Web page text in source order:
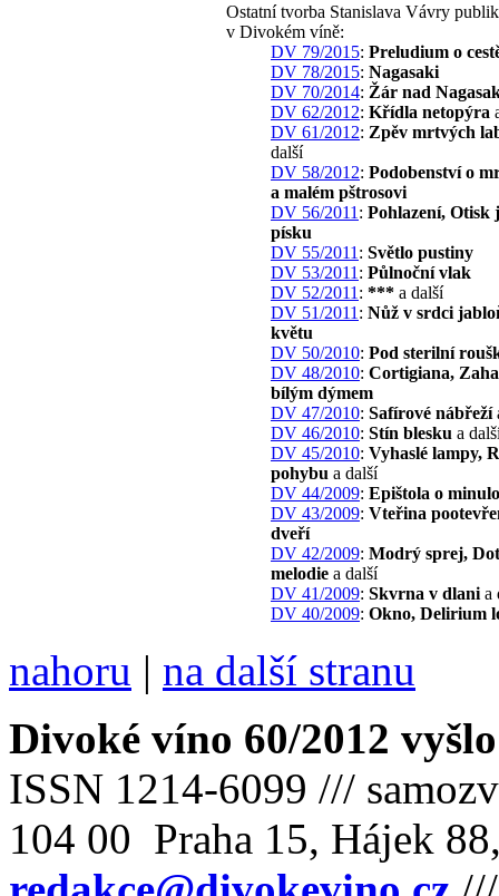
Ostatní tvorba Stanislava Vávry
v Divokém víně:
DV 79/2015: Preludium o
DV 78/2015: Nagasaki
DV 70/2014: Žár nad
DV 62/2012: Křídla netopýra
DV 61/2012: Zpěv mrtvých
další
DV 58/2012: Podobenství o
a malém pštrosovi
DV 56/2011 : Pohlazení, Otisk
písku
DV 55/2011 : Světlo pustiny
DV 53/2011 : Půlnoční vlak
DV 52/2011 : *** a další
DV 51/2011 : Nůž v srdci
květu
DV 50/2010: Pod sterilní
DV 48/2010: Cortigiana,
bílým dýmem
DV 47/2010: Safírové nábřeží
DV 46/2010: Stín blesku a
DV 45/2010: Vyhaslé lampy,
pohybu a další
DV 44/2009: Epištola o
DV 43/2009: Vteřina
dveří
DV 42/2009: Modrý sprej,
melodie a další
DV 41/2009: Skvrna v dlani a
DV 40/2009: Okno, Delirium
nahoru | na další stranu
Divoké víno 60/2012
ISSN 1214-6099 ///
104 00 Praha 15, Hájek